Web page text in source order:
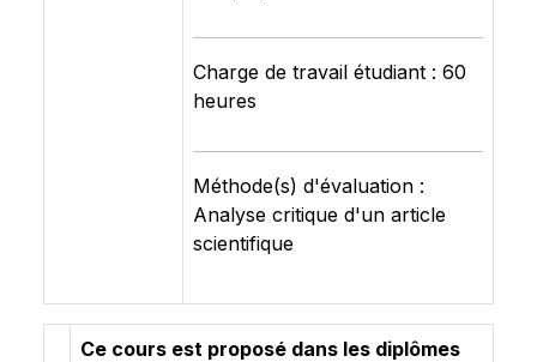
Charge de travail étudiant : 60
heures
Méthode(s) d'évaluation :
Analyse critique d'un article
scientifique
Ce cours est proposé dans les diplômes